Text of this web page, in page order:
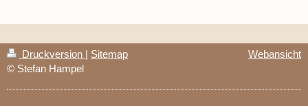
Druckversion | Sitemap
© Stefan Hampel
Webansicht